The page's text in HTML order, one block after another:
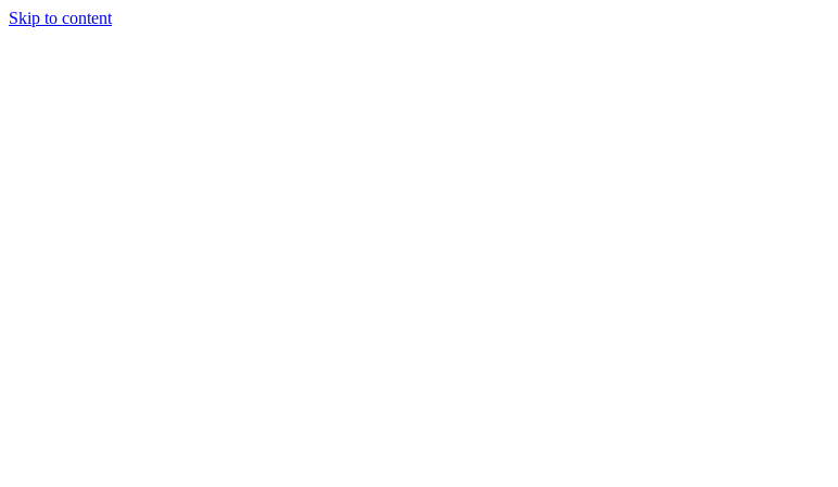
Skip to content